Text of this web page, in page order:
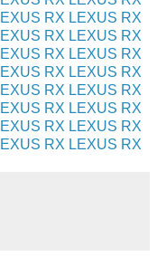
RX LEXUS RX
RX LEXUS RX
RX LEXUS RX
RX LEXUS RX
RX LEXUS RX
RX LEXUS RX
RX LEXUS RX
RX LEXUS RX